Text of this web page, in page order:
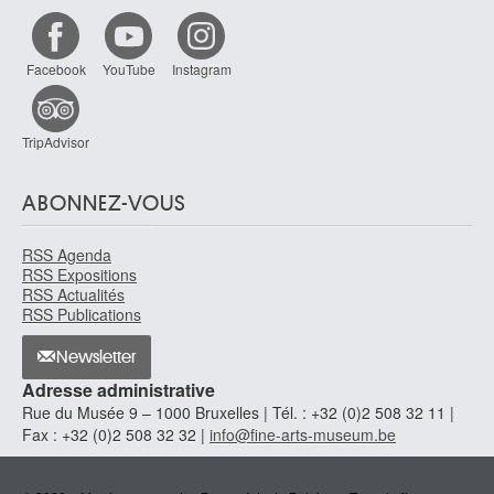
Gand 1819 - Tübingen, Baden-Württemberg (Allemagne) 1880
Paulo José
Rio de Janeiro (Brésil) 1922
Paulus de Châtelet Pierre
Châtelet 1881 - Bruxelles 1959
Payen Antoine
Tournai 1785 - Bruxelles 1853
Pays-Bas méridionaux
ca. 1800
Pays-Bas méridionaux
XVe siècle
Pays-Bas méridionaux
seconde moitié XVIe siècle
Facebook YouTube Instagram
TripAdvisor
ABONNEZ-VOUS
RSS Agenda
RSS Expositions
RSS Actualités
RSS Publications
Newsletter
Adresse administrative
Rue du Musée 9 – 1000 Bruxelles | Tél. : +32 (0)2 508 32 11 |
Fax : +32 (0)2 508 32 32 | info@fine-arts-museum.be